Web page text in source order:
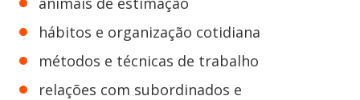
hábitos e organização cotidiana
métodos e técnicas de trabalho
relações com subordinados e